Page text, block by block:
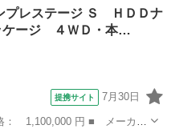
ースライドドアなどもポイン
ライドドア
プレステージ Ｓ ＨＤＤナ
ケージ ４ＷＤ・本…
提携サイト 7月30日